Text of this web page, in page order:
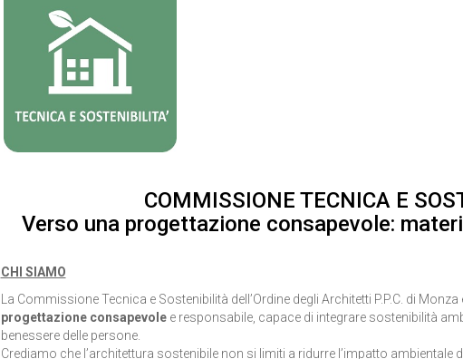
COMMISSIONE TECNICA E
Verso una progettazione consapevole:
CHI SIAMO
La Commissione Tecnica e Sostenibilità dell’Ordine degli Architetti P.P.C. di
progettazione consapevolee responsabile, capace di integrare sostenibilità
benessere delle persone.
Crediamo che l’architettura sostenibile non si limiti a ridurre l’impatto